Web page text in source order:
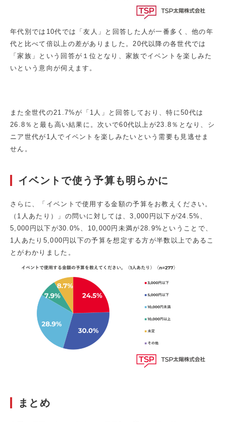
年代別では10代では「友人」と回答した人が一番多く、他の年
代と比べて倍以上の差がありました。20代以降の各世代では
「家族」という回答が１位となり、家族でイベントを楽しみた
いという意向が伺えます。
また全世代の21.7%が「1人」と回答しており、特に50代は
26.8％と最も高い結果に。次いで60代以上が23.8％となり、シ
ニア世代が1人でイベントを楽しみたいという需要も見逃せま
せん。
イベントで使う予算も明らかに
さらに、「イベントで使用する金額の予算をお教えください。
（1人あたり）」の問いに対しては、3,000円以下が24.5%、
5,000円以下が30.0%、10,000円未満が28.9%ということで、
1人あたり5,000円以下の予算を想定する方が半数以上であるこ
とがわかりました。
まとめ